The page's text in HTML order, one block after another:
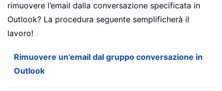
rimuovere l’email dalla conversazione specificata in
Outlook? La procedura seguente semplificherà il
lavoro!
Rimuovere un’email dal gruppo conversazione in
Outlook